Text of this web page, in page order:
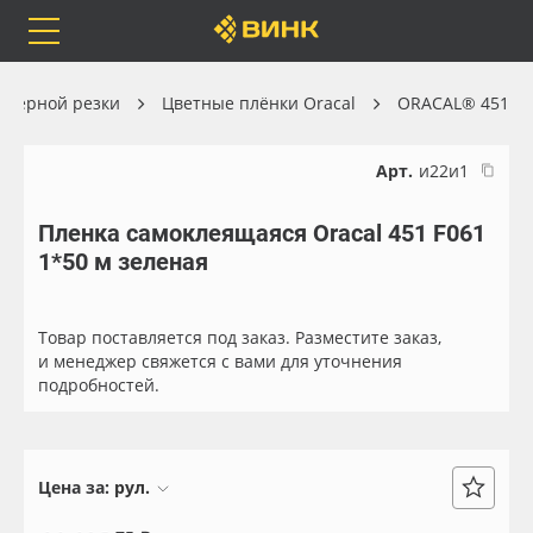
Каталог
Бренды
Оплата
Весь каталог
Самоклеящиеся плёнки
Чернила
резки Цветные плёнки Oracal ORACAL® 451
Арт. и22и1
Пленка самоклеящаяся Oracal 451 F061
1*50 м зеленая
Товар поставляется под заказ. Разместите заказ,
и менеджер свяжется с вами для уточнения
подробностей.
Цена за: рул.